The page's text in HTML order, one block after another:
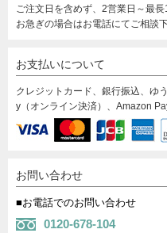
ご注文日を含めず、2営業日～最
お急ぎの場合はお電話にてご相談下
お支払いについて
クレジットカード、銀行振込、ゆ
y（オンライン決済）、Amazon
お問い合わせ
■お電話でのお問い合わせ
0120-678-104